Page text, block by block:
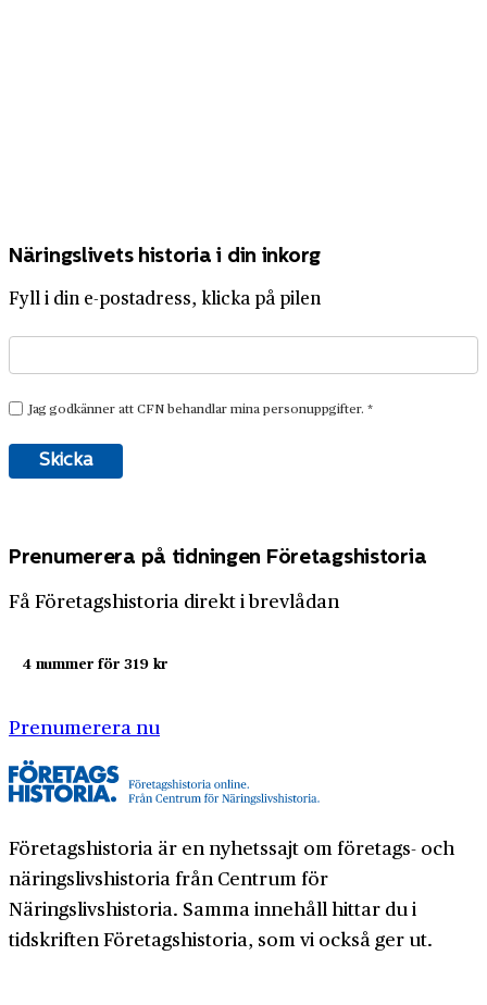
Näringslivets historia i din inkorg
Fyll i din e-postadress, klicka på pilen
Prenumerera på tidningen Företagshistoria
Få Företagshistoria direkt i brevlådan
4 nummer för 319 kr
Prenumerera nu
Företagshistoria är en nyhetssajt om företags- och
näringslivshistoria från Centrum för
Näringslivshistoria. Samma innehåll hittar du i
tidskriften Företagshistoria, som vi också ger ut.